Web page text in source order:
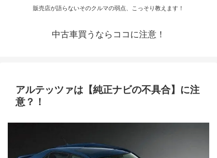
販売店が語らないそのクルマの弱点、こっそり教えます！
中古車買うならココに注意！
アルテッツァは【純正ナビの不具合】に注
意？！